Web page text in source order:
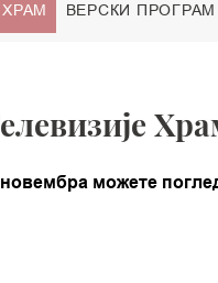
ВЕРСКИ ПРОГРАМ
можете